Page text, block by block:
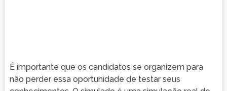
É importante que os candidatos se organizem para
não perder essa oportunidade de testar seus